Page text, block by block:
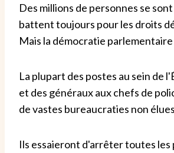
Des millions de personnes se
battent toujours pour les droits
Mais la démocratie
La plupart des postes au sein de
et des généraux aux chefs de
de vastes bureaucraties non
Ils essaieront d'arrêter toutes les